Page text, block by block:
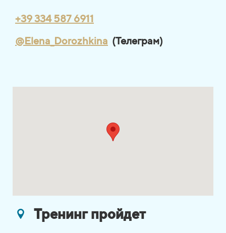
+39 334 587 6911
@Elena_Dorozhkina (Телеграм)
Тренинг пройдет